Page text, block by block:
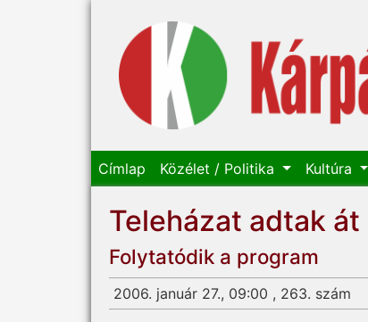
Címlap Közélet / Politika Kultúra
Teleházat adtak
Folytatódik a program
2006. január 27., 09:00 , 263. szám